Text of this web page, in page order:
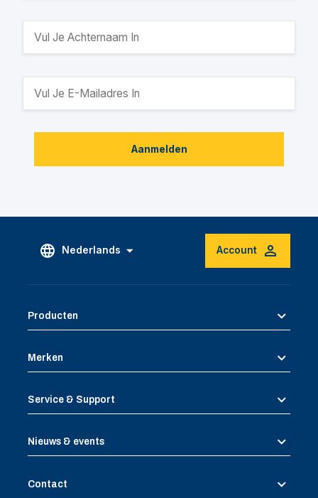
Aanmelden
Nederlands Account
Producten
Merken
Service & Support
Nieuws & events
Contact